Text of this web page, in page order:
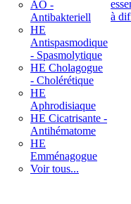
ÄÖ -
Antibakteriell
HE
Antispasmodique
- Spasmolytique
HE Cholagogue
- Cholérétique
HE
Aphrodisiaque
HE Cicatrisante -
Antihématome
HE
Emménagogue
Voir tous...